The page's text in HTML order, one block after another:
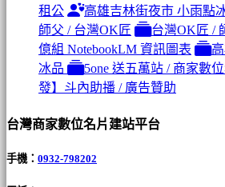
租公
高雄吉林街夜市 小雨點
師父 / 台灣OK匠
台灣OK匠 /
億組 NotebookLM 資訊圖表
冰品
5one 送五萬站 / 商家數
發】斗內助播 / 廣告贊助
台灣商家數位名片建站平台
手機： 0932-798202